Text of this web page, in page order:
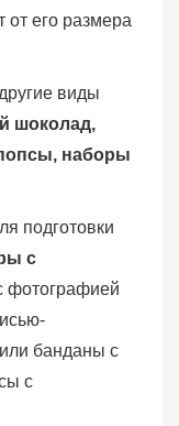
от его размера
виды
шоколад,
наборы
подготовки
с
фотографией
банданы с
с